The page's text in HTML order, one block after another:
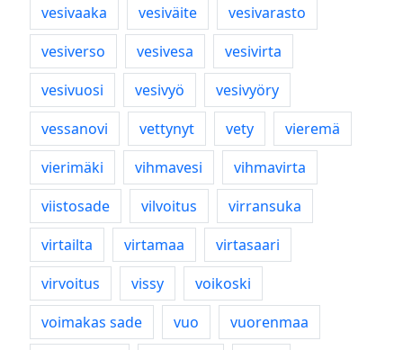
vesivaaka
vesiväite
vesivarasto
vesiverso
vesivesa
vesivirta
vesivuosi
vesivyö
vesivyöry
vessanovi
vettynyt vety
vieremä
vierimäki
vihmavesi
vihmavirta
viistosade
vilvoitus
virransuka
virtailta
virtamaa
virtasaari
virvoitus
vissy
voikoski
voimakas sade
vuo
vuorenmaa